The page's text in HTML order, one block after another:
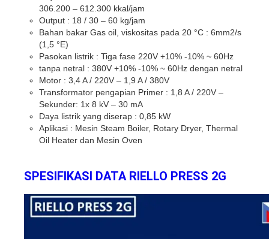
306.200 – 612.300 kkal/jam
Output : 18 / 30 – 60 kg/jam
Bahan bakar Gas oil, viskositas pada 20 °C : 6mm2/s
(1,5 °E)
Pasokan listrik : Tiga fase 220V +10% -10% ~ 60Hz
tanpa netral : 380V +10% -10% ~ 60Hz dengan netral
Motor : 3,4 A / 220V – 1,9 A / 380V
Transformator pengapian Primer : 1,8 A / 220V –
Sekunder: 1x 8 kV – 30 mA
Daya listrik yang diserap : 0,85 kW
Aplikasi : Mesin Steam Boiler, Rotary Dryer, Thermal
Oil Heater dan Mesin Oven
SPESIFIKASI DATA RIELLO PRESS 2G